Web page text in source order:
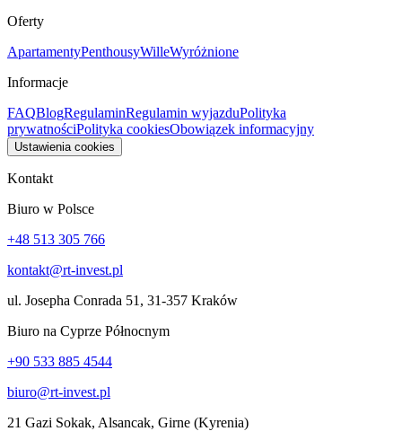
Oferty
ApartamentyPenthousyWilleWyróżnione
Informacje
FAQBlogRegulaminRegulamin wyjazduPolityka
prywatnościPolityka cookiesObowiązek informacyjny
Ustawienia cookies
Kontakt
Biuro w Polsce
+48 513 305 766
kontakt@rt-invest.pl
ul. Josepha Conrada 51, 31-357 Kraków
Biuro na Cyprze Północnym
+90 533 885 4544
biuro@rt-invest.pl
21 Gazi Sokak, Alsancak, Girne (Kyrenia)